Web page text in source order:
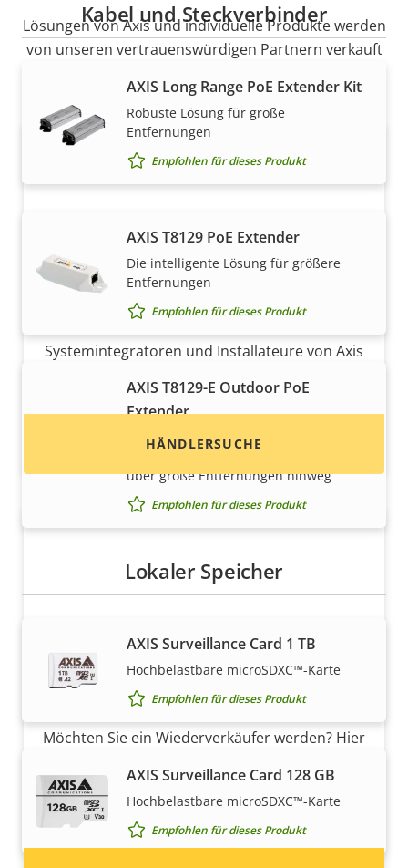
Kabel und Steckverbinder
AXIS Long Range PoE Extender Kit
Robuste Lösung für große
Entfernungen
Empfohlen für dieses Produkt
AXIS T8129 PoE Extender
Die intelligente Lösung für größere
Entfernungen
Empfohlen für dieses Produkt
AXIS T8129-E Outdoor PoE
Extender
Robuste und für den Außenbereich
über große Entfernungen hinweg
Empfohlen für dieses Produkt
Lokaler Speicher
AXIS Surveillance Card 1 TB
Hochbelastbare microSDXC™-Karte
Empfohlen für dieses Produkt
AXIS Surveillance Card 128 GB
Hochbelastbare microSDXC™-Karte
Empfohlen für dieses Produkt
Lösungen von Axis und individuelle Produkte werden
von unseren vertrauenswürdigen Partnern verkauft
Möchten Sie Axis Produkte kaufen?
Systemintegratoren und Installateure von Axis
HÄNDLERSUCHE
Möchten Sie Axis Produkte
verkaufen?
Möchten Sie ein Wiederverkäufer werden? Hier
Distributoren von Axis Produkten und
Systemen.